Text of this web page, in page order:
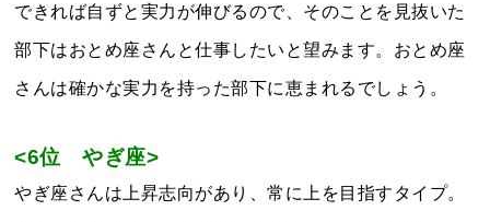
できれば自ずと実力が伸びるので、そのことを見抜いた
部下はおとめ座さんと仕事したいと望みます。おとめ座
さんは確かな実力を持った部下に恵まれるでしょう。
<6位 やぎ座>
やぎ座さんは上昇志向があり、常に上を目指すタイプ。